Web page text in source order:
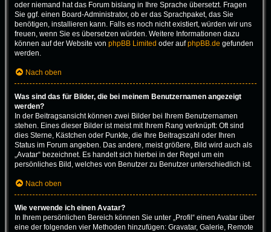
oder niemand hat das Forum bislang in Ihre Sprache übersetzt. Fragen
Sie ggf. einen Board-Administrator, ob er das Sprachpaket, das Sie
benötigen, installieren kann. Falls es noch nicht existiert, würden wir uns
freuen, wenn Sie es übersetzen würden. Weitere Informationen dazu
können auf der Website von phpBB Limited oder aufphpBB.de gefunden
werden.
Nach oben
Was sind das für Bilder, die bei meinem Benutzernamen angezeigt
werden?
In der Beitragsansicht können zwei Bilder bei Ihrem Benutzernamen
stehen. Eines dieser Bilder ist meist mit Ihrem Rang verknüpft: Oft sind
dies Sterne, Kästchen oder Punkte, die Ihre Beitragszahl oder Ihren
Status im Forum angeben. Das andere, meist größere, Bild wird auch als
„Avatar“ bezeichnet. Es handelt sich hierbei in der Regel um ein
persönliches Bild, welches von Benutzer zu Benutzer unterschiedlich ist.
Nach oben
Wie verwende ich einen Avatar?
In Ihrem persönlichen Bereich können Sie unter „Profil“ einen Avatar über
eine der folgenden vier Methoden hinzufügen: Gravatar, Galerie, Remote